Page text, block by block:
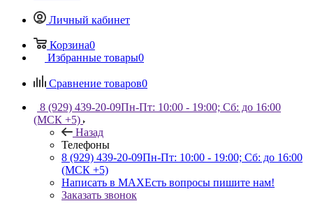
Личный кабинет
Корзина0
Избранные товары0
Сравнение товаров0
8 (929) 439-20-09Пн-Пт: 10:00 - 19:00; Сб: до 16:00
(МСК +5)
Назад
Телефоны
8 (929) 439-20-09Пн-Пт: 10:00 - 19:00; Сб: до 16:00
(МСК +5)
Написать в MAXЕсть вопросы пишите нам!
Заказать звонок